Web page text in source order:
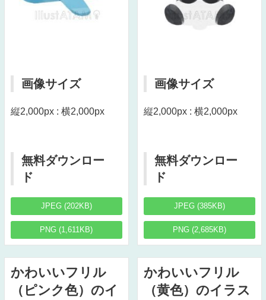
画像サイズ
縦2,000px : 横2,000px
無料ダウンロー
ド
JPEG (202KB)
PNG (1,611KB)
画像サイズ
縦2,000px : 横2,000px
無料ダウンロー
ド
JPEG (385KB)
PNG (2,685KB)
かわいいフリル
（ピンク色）のイ
かわいいフリル
（黄色）のイラス